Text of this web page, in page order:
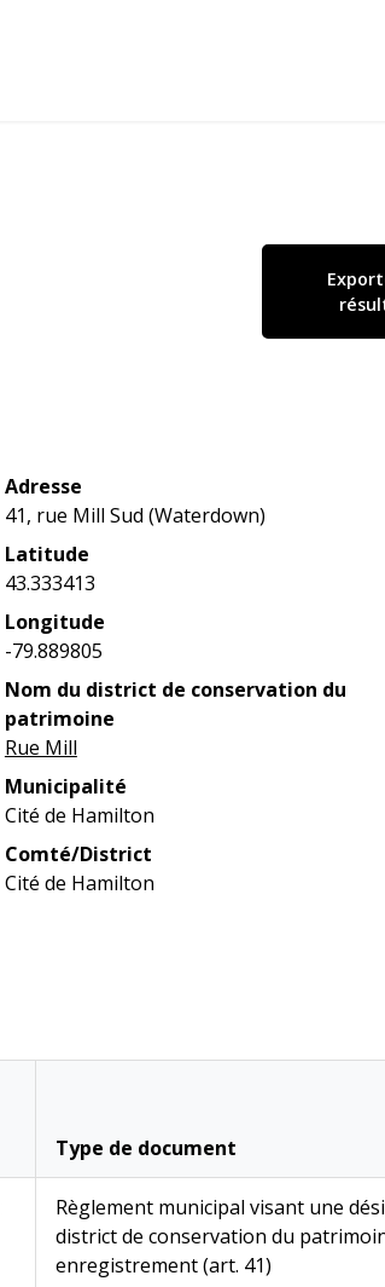
Adresse
41, rue Mill Sud (Waterdown)
Latitude
43.333413
Longitude
-79.889805
Nom du district de conservation du
patrimoine
Rue Mill
Municipalité
Cité de Hamilton
Comté/District
Cité de Hamilton
Type de document
Règlement municipal visant une
district de conservation du
enregistrement (art. 41)